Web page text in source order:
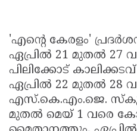
'എന്റെ കേരളം'
ഏപ്രിൽ 21 മുതൽ 27
പിലിക്കോട്
ഏപ്രിൽ 22 മുതൽ 28
എസ്.കെ.എം.ജെ.
മുതൽ മെയ് 1 വരെ